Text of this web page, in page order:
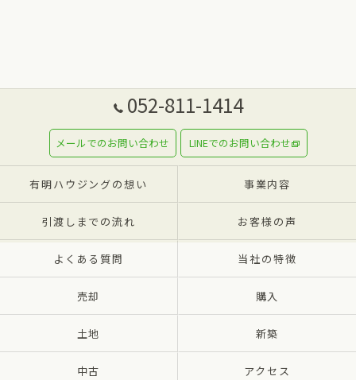
052-811-1414
メールでのお問い合わせ LINEでのお問い合わせ
有明ハウジングの想い 事業内容
引渡しまでの流れ お客様の声
よくある質問 当社の特徴
売却 購入
土地 新築
中古 アクセス